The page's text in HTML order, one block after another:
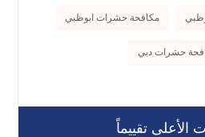
مكافحة حشرات ابوظبي
حشرات دبي
الأعلى تقييماً